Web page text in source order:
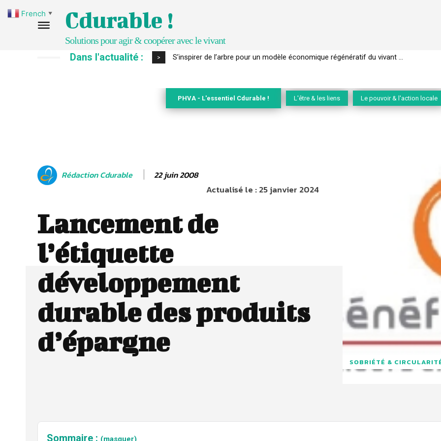
Cdurable !
Solutions pour agir & coopérer avec le vivant
Dans l'actualité : > S’inspirer de l’arbre pour un modèle économique régénératif du vivant …
IPBES : le « GIEC de la biodiversité » appelle les entreprises à devenir des alliées du
PHVA - L'essentiel Cdurable ! L'être & les liens Le pouvoir & l'action locale
Rédaction Cdurable 22 juin 2008
Actualisé le :25 janvier 2024
Lancement de
l’étiquette
développement
durable des produits
d’épargne
SOBRIÉTÉ &
Sommaire : (masquer)
French ▼